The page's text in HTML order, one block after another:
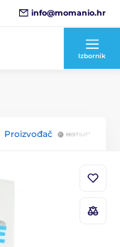
info@momanio.hr
Izbornik
Proizvođač